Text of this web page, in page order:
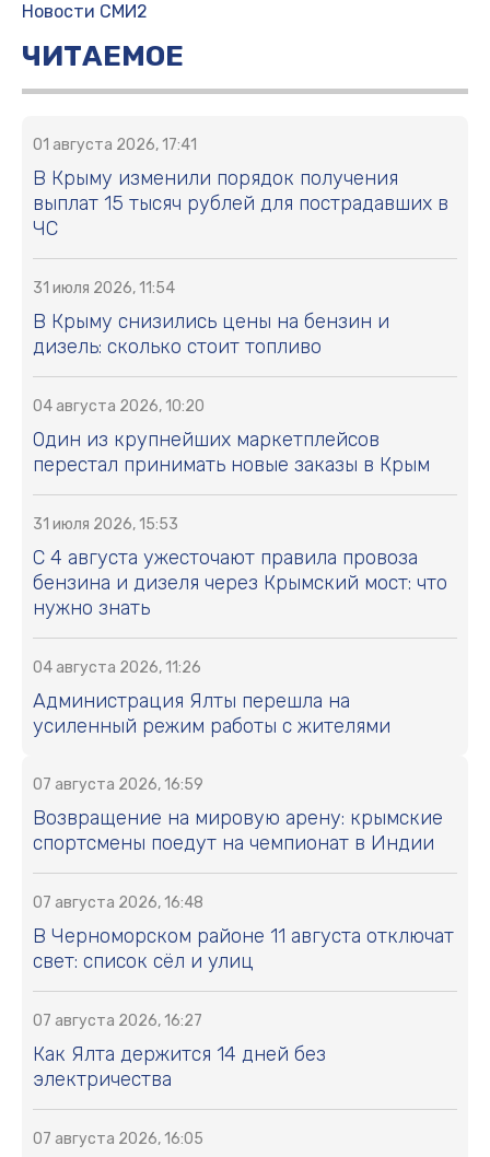
Новости СМИ2
ЧИТАЕМОЕ
01 августа 2026, 17:41
В Крыму изменили порядок получения
выплат 15 тысяч рублей для пострадавших в
ЧС
31 июля 2026, 11:54
В Крыму снизились цены на бензин и
дизель: сколько стоит топливо
04 августа 2026, 10:20
Один из крупнейших маркетплейсов
перестал принимать новые заказы в Крым
31 июля 2026, 15:53
С 4 августа ужесточают правила провоза
бензина и дизеля через Крымский мост: что
нужно знать
04 августа 2026, 11:26
Администрация Ялты перешла на
усиленный режим работы с жителями
07 августа 2026, 16:59
Возвращение на мировую арену: крымские
спортсмены поедут на чемпионат в Индии
07 августа 2026, 16:48
В Черноморском районе 11 августа отключат
свет: список сёл и улиц
07 августа 2026, 16:27
Как Ялта держится 14 дней без
электричества
07 августа 2026, 16:05